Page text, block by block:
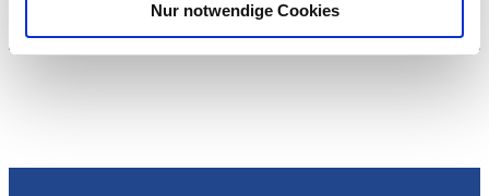
Verwendung unserer Website an unsere Partner für
soziale Medien, Werbung und Analysen weiter. Unsere
Nur notwendige Cookies